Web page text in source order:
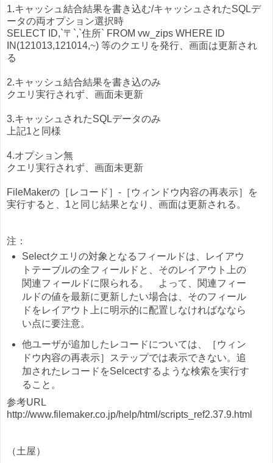
1.キャッシュ結合結果を書き込む/キャッシュされたSQLデ
ータの両オプション選択時
SELECT ID,`〒`,`住所` FROM vw_zips WHERE ID
IN(121013,121014,~) 等のクエリを発行、画面は更新され
る
2.キャッシュ結合結果を書き込のみ
クエリ実行されず、画面未更新
3.キャッシュされたSQLデータのみ
上記1と同様
4.オプション無
クエリ実行されず、画面未更新
FileMakerの［レコード］-［ウィンドウ内容の再表示］を
実行すると、1と同じ結果となり、画面は更新される。
注：
Selectクエリの対象となるフィールドは、レイアウ
トテーブルの全フィールドと、そのレイアウト上の
関連フィールドに限られる。 よって、関連フィー
ルドの値を最新に更新したい場合は、そのフィール
ドをレイアウト上に明示的に配置しなければななら
い点に要注意。
他ユーザが追加したレコードについては、［ウィン
ドウ内容の再表示］ステップでは表示できない。追
加されたレコードをSelcectするような検索を実行す
ること。
参考URL
http://www.filemaker.co.jp/help/html/scripts_ref2.37.9.html
（土屋）